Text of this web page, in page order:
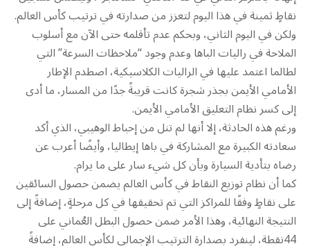
نقاطٍ ثمينة في هذا اليوم لتعزز من صدارته في ترتيب كأس العالم.
ولكن في اليوم الثاني، وبحكم عدم تأقلمه حتى الآن مع أسلوب
الملاحة في راليات الباها وعدم وجود “ملاحظات السرعة” التي
لطالما اعتمد عليها في الراليات الكلاسيكية، اصطدم الإطار
الأمامي الأيمن بجذر شجرة كانت قريبةً جدًا من المسار، ما أدى
إلى كسر نظام التعليق الأمامي الأيمن.
ورغم هذه الحادثة، إلا أنها لم تنل من إحباط الوهيبي، الذي أكد
سعادته الكبيرة مع المشاركة في باها إيطاليا، وأيضًا أعرب عن
رضاه بتأدية السيارة وبأن كل شيء سار على ما يرام.
كما أن نظام توزيع النقاط في كأس العالم يضمن حصول السائقين
على نقاطٍ وفقًا للمراكز التي تم تحقيقها في كل مرحلةٍ، إضافةً إلى
النتيجة النهائية، وهذا الأمر ضمن حصول البطل العُماني على
44نقطة، لينفرد بصدارة الترتيب الإجمالي لكأس العالم، إضافةً